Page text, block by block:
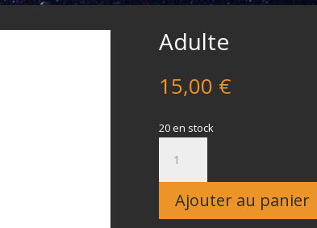
Adulte
15,00 €
20 en stock
Adulte
Ajouter au panier